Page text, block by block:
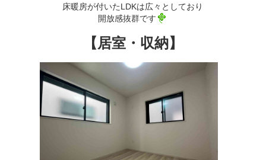
床暖房が付いたLDKは広々としており
開放感抜群です
【居室・収納】